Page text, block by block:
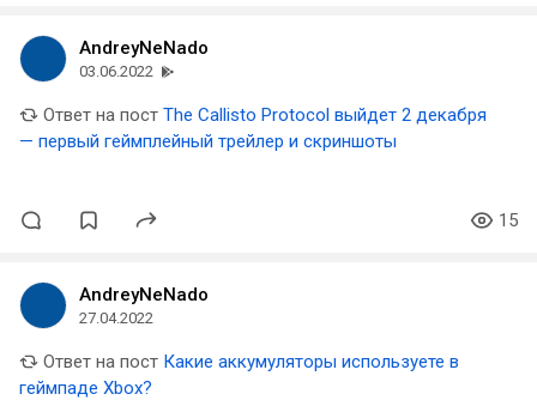
AndreyNeNado
03.06.2022
Ответ на пост The Callisto Protocol выйдет 2 декабря
— первый геймплейный трейлер и скриншоты
15
AndreyNeNado
27.04.2022
Ответ на пост Какие аккумуляторы используете в
геймпаде Xbox?